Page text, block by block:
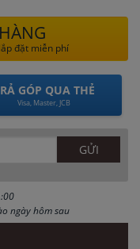
đặt miễn phí
GÓP QUA THẺ
Visa, Master, JCB
ngày hôm sau